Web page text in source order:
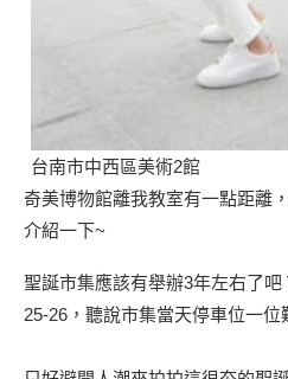
台南市中西區美術2館
奇美博物館離我教室有一點距離
介紹一下~
聖誕市集應該有舉辦3年左右了吧
25-26，聽說市集當天停車位一位